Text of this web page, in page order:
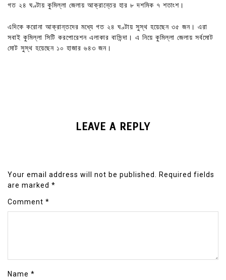
গত ২৪ ঘণ্টায় কুমিল্লা জেলায় আক্রান্তের হার ৮ দশমিক ৭ শতাংশ।
এদিকে করোনা আক্রান্তদের মধ্যে গত ২৪ ঘণ্টায় সুস্থ হয়েছেন ৩৫ জন। এরা
সবাই কুমিল্লা সিটি করপোরেশন এলাকার বাসিন্দা। এ নিয়ে কুমিল্লা জেলায় সর্বমোট
মোট সুস্থ হয়েছেন ১০ হাজার ৬৪৩ জন।
LEAVE A REPLY
Your email address will not be published. Required fields
are marked *
Comment *
Name *